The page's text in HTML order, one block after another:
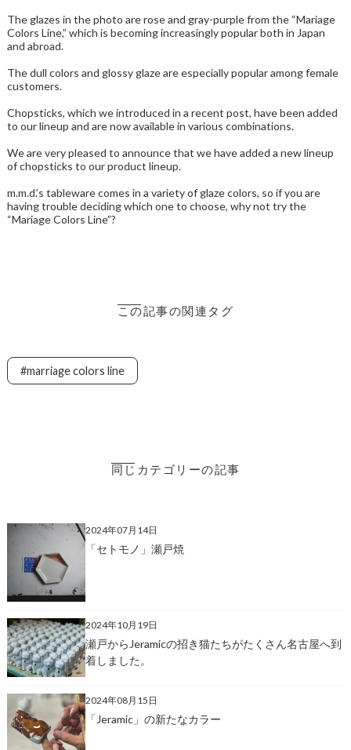
The glazes in the photo are rose and gray-purple from the “Mariage
Colors Line,” which is becoming increasingly popular both in Japan
and abroad.
The dull colors and glossy glaze are especially popular among female
customers.
Chopsticks, which we introduced in a recent post, have been added
to our lineup and are now available in various combinations.
We are very pleased to announce that we have added a new lineup
of chopsticks to our product lineup.
m.m.d.’s tableware comes in a variety of glaze colors, so if you are
having trouble deciding which one to choose, why not try the
“Mariage Colors Line”?
この記事の関連タグ
marriage colors line
同じカテゴリーの記事
2024年07月14日
「セトモノ」瀬戸焼
2024年10月19日
瀬戸からJeramicの招き猫たちがたくさん名古屋へ到
着しました。
2024年08月15日
「Jeramic」の新たなカラー